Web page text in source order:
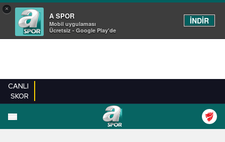
×
A SPOR
Mobil uygulaması
Ücretsiz - Google Play'de
İNDİR
CANLI
SKOR